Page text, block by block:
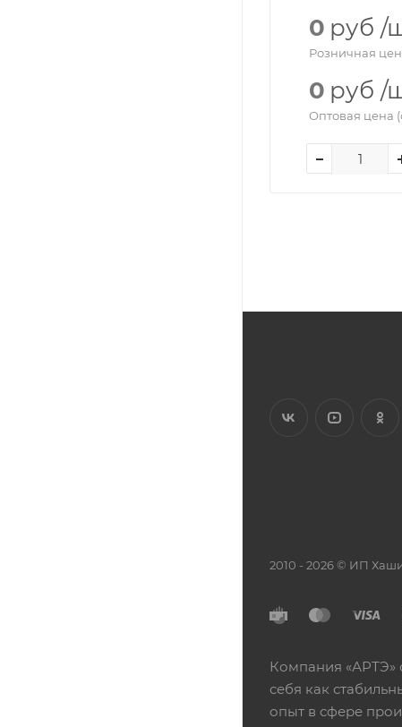
0 руб /
Розничная
0 руб /
Оптовая цена
2010 - 2026 © ИП
Компания «АРТЭ»
себя как
опыт в сфере